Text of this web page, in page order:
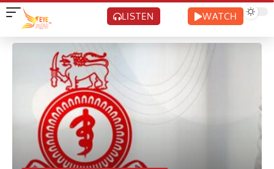
LISTEN WATCH